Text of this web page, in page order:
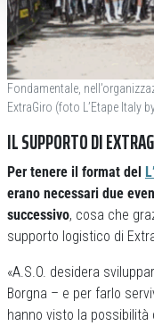
Fondamentale,
ExtraGiro (foto L’Etape Italy
IL SUPPORTO DI
Per tenere il format del
erano necessari due
successivo, cosa che
supporto logistico di
«A.S.O. desidera
Borgna – e per farlo
hanno visto la possibilità